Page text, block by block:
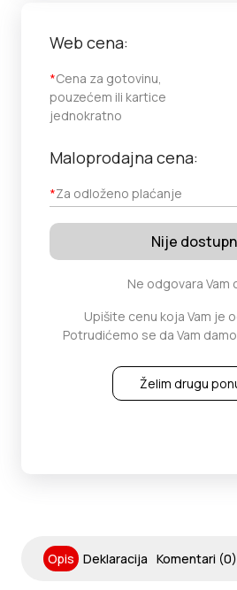
Web cena:
*Cena za gotovinu,
pouzećem ili kartice
jednokratno
Maloprodajna cena:
*Za odloženo plaćanje
Nije
Ne odgovara Vam
Upišite cenu koja Vam je
Potrudićemo se da Vam
Želim drugu
Opis Deklaracija Komentari (0)